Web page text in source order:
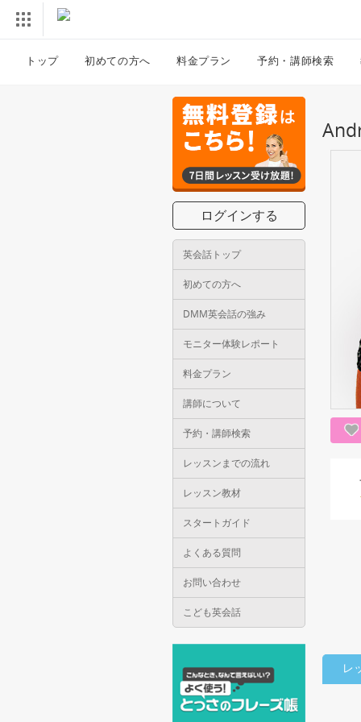
トップ 初めての方へ 料金プラン 予約・講師検索
ログインする
英会話トップ
初めての方へ
DMM英会話の強み
モニター体験レポート
料金プラン
講師について
予約・講師検索
レッスンまでの流れ
レッスン教材
スタートガイド
よくある質問
お問い合わせ
こども英会話
レ